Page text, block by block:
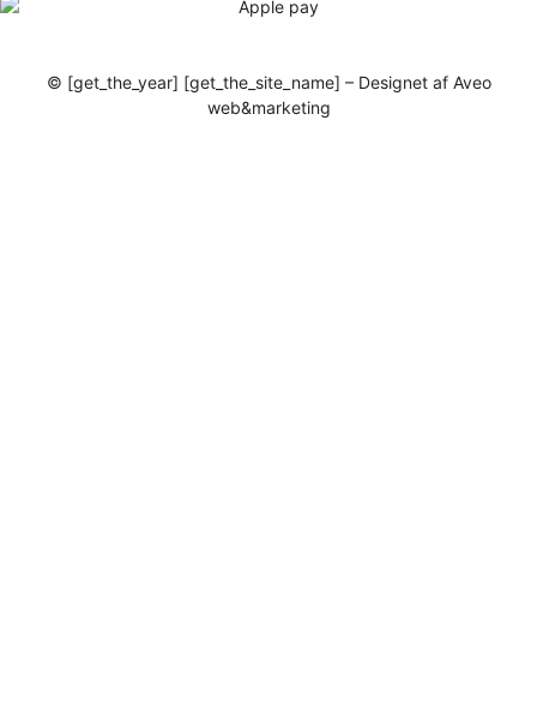
© [get_the_year] [get_the_site_name] – Designet af Aveo
web&marketing